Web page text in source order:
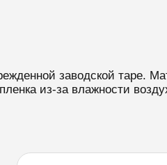
заводской таре.
из-за влажности